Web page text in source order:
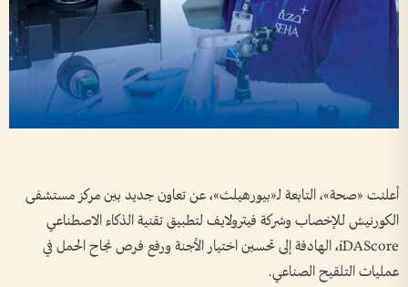
أعلنت «صحة»، التابعة لـ«بيورهيلث»، عن تعاون جديد بين مركز مستشفى
الكورنيش للإخصاب وشركة فيترولايـف لتطبيق تقنية الذكاء الاصطناعي
iDAScore، الهادفة إلى تحسين اختيار الأجنة ورفع فرص نجاح الحمل في
عمليات التلقيح الصناعي.